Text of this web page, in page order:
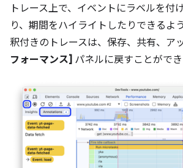
トレース上で、イベントにラベルを付
り、期間をハイライトしたりできるよ
釈付きのトレースは、保存、共有、ア
フォーマンス] パネルに戻すことができ